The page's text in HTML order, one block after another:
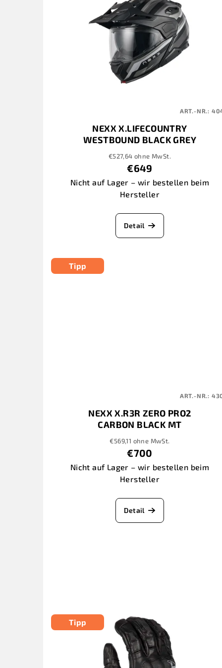
NEXX X.LIFECOUNTRY
WESTBOUND BLACK GREY
€527,64 ohne MwSt.
€649
Nicht auf Lager – wir bestellen beim
Hersteller
Detail
ART.-NR.:
Tipp
NEXX X.R3R ZERO PRO2
CARBON BLACK MT
€569,11 ohne MwSt.
€700
Nicht auf Lager – wir bestellen beim
Hersteller
Detail
ART.-NR.:
Tipp